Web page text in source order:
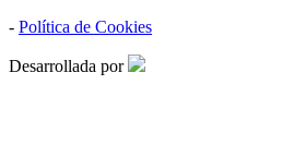
- Política de Cookies
Desarrollada por